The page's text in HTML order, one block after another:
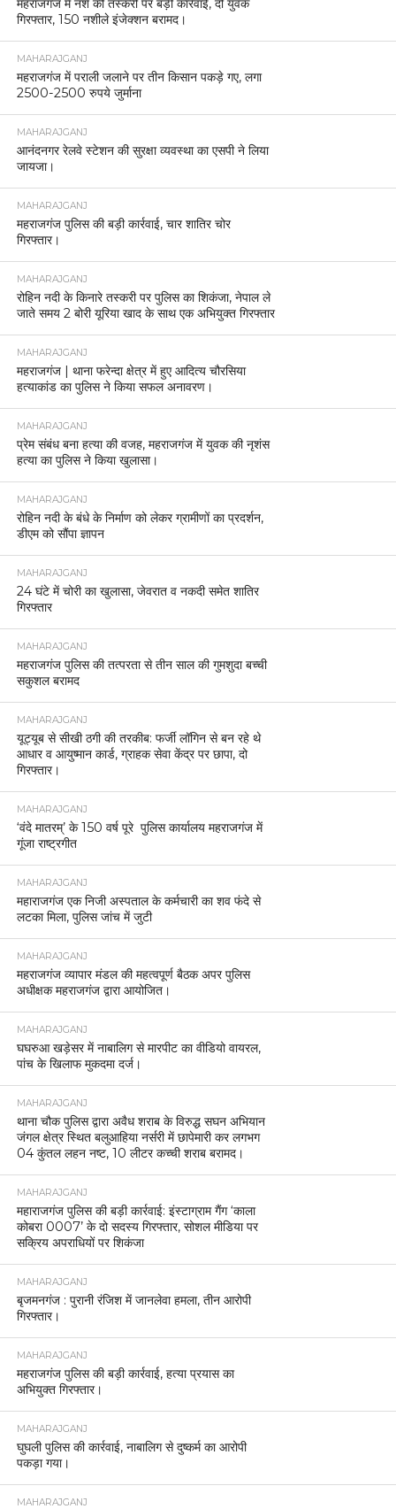
महराजगंज में नशे की तस्करी पर बड़ी कार्रवाई, दो युवक
गिरफ्तार, 150 नशीले इंजेक्शन बरामद।
MAHARAJGANJ
महराजगंज में पराली जलाने पर तीन किसान पकड़े गए, लगा
2500-2500 रुपये जुर्माना
MAHARAJGANJ
आनंदनगर रेलवे स्टेशन की सुरक्षा व्यवस्था का एसपी ने लिया
जायजा।
MAHARAJGANJ
महराजगंज पुलिस की बड़ी कार्रवाई, चार शातिर चोर
गिरफ्तार।
MAHARAJGANJ
रोहिन नदी के किनारे तस्करी पर पुलिस का शिकंजा, नेपाल ले
जाते समय 2 बोरी यूरिया खाद के साथ एक अभियुक्त गिरफ्तार
MAHARAJGANJ
महराजगंज | थाना फरेन्दा क्षेत्र में हुए आदित्य चौरसिया
हत्याकांड का पुलिस ने किया सफल अनावरण।
MAHARAJGANJ
प्रेम संबंध बना हत्या की वजह, महराजगंज में युवक की नृशंस
हत्या का पुलिस ने किया खुलासा।
MAHARAJGANJ
रोहिन नदी के बंधे के निर्माण को लेकर ग्रामीणों का प्रदर्शन,
डीएम को सौंपा ज्ञापन
MAHARAJGANJ
24 घंटे में चोरी का खुलासा, जेवरात व नकदी समेत शातिर
गिरफ्तार
MAHARAJGANJ
महराजगंज पुलिस की तत्परता से तीन साल की गुमशुदा बच्ची
सकुशल बरामद
MAHARAJGANJ
यूट्यूब से सीखी ठगी की तरकीब: फर्जी लॉगिन से बन रहे थे
आधार व आयुष्मान कार्ड, ग्राहक सेवा केंद्र पर छापा, दो
गिरफ्तार।
MAHARAJGANJ
‘वंदे मातरम्’ के 150 वर्ष पूरे पुलिस कार्यालय महराजगंज में
गूंजा राष्ट्रगीत
MAHARAJGANJ
महाराजगंज एक निजी अस्पताल के कर्मचारी का शव फंदे से
लटका मिला, पुलिस जांच में जुटी
MAHARAJGANJ
महराजगंज व्यापार मंडल की महत्वपूर्ण बैठक अपर पुलिस
अधीक्षक महराजगंज द्वारा आयोजित।
MAHARAJGANJ
घघरुआ खड़ेसर में नाबालिग से मारपीट का वीडियो वायरल,
पांच के खिलाफ मुकदमा दर्ज।
MAHARAJGANJ
थाना चौक पुलिस द्वारा अवैध शराब के विरुद्ध सघन अभियान
जंगल क्षेत्र स्थित बलुआहिया नर्सरी में छापेमारी कर लगभग
04 कुंतल लहन नष्ट, 10 लीटर कच्ची शराब बरामद।
MAHARAJGANJ
महाराजगंज पुलिस की बड़ी कार्रवाई: इंस्टाग्राम गैंग ‘काला
कोबरा 0007’ के दो सदस्य गिरफ्तार, सोशल मीडिया पर
सक्रिय अपराधियों पर शिकंजा
MAHARAJGANJ
बृजमनगंज : पुरानी रंजिश में जानलेवा हमला, तीन आरोपी
गिरफ्तार।
MAHARAJGANJ
महराजगंज पुलिस की बड़ी कार्रवाई, हत्या प्रयास का
अभियुक्त गिरफ्तार।
MAHARAJGANJ
घुघली पुलिस की कार्रवाई, नाबालिग से दुष्कर्म का आरोपी
पकड़ा गया।
MAHARAJGANJ